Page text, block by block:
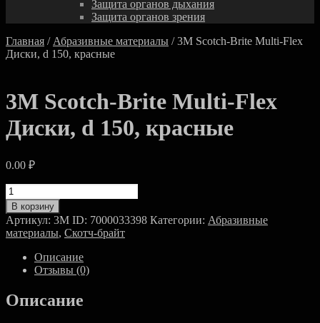
Защита органов дыхания
Защита органов зрения
Главная / Абразивные материалы / 3M Scotch-Brite Multi-Flex
Диски, d 150, красные
3M Scotch-Brite Multi-Flex
Диски, d 150, красные
0.00 ₽
Количество
товара
3M
Scotch-
Brite
Multi-
Flex
Диски,
d
150,
В корзину
Артикул: 3M ID: 7000033398 Категории: Абразивные
материалы, Скотч-брайт
Описание
Отзывы (0)
Описание